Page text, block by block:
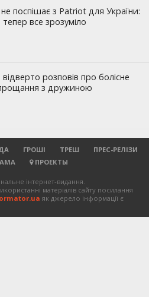
ГРОШІ ТРЕШ
ПРЕС-РЕЛІЗИ
ПРОЕКТЫ
інтернет-видання.
матеріалів сайту посилання
як джерело інформації є